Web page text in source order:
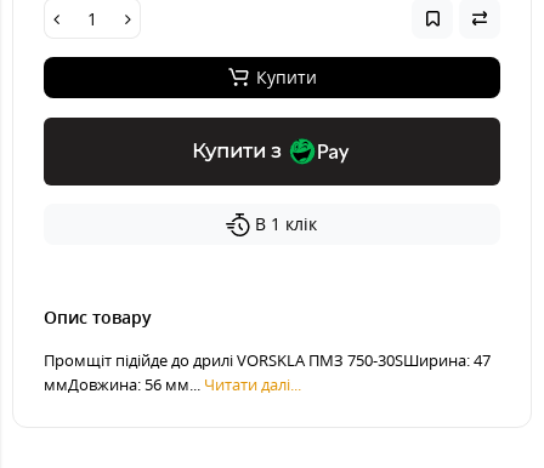
Купити
Купити з
В 1 клік
Опис товару
Промщіт підійде до дрилі VORSKLA ПМЗ 750-30SШирина: 47
ммДовжина: 56 мм... Читати далі...